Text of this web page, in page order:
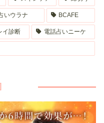
いウラナ BCAFE
イ診断 電話占いニーケ